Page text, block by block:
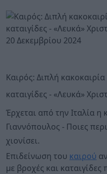
20 Δεκεμβρίου 2024
Καιρός: Διπλή
καταιγίδες - «Λευκά»
Έρχεται από την Ιταλία η
Γιαννόπουλος - Ποιες
χιονίσει.
Επιδείνωση του καιρού
με βροχές και